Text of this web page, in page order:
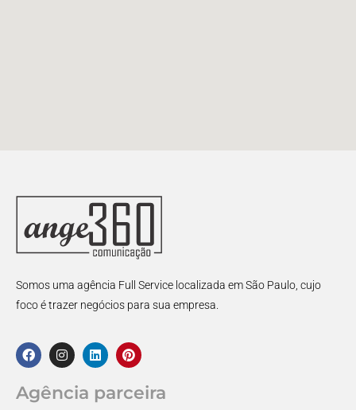
Somos uma agência Full Service localizada em São Paulo, cujo
foco é trazer negócios para sua empresa.
Agência parceira